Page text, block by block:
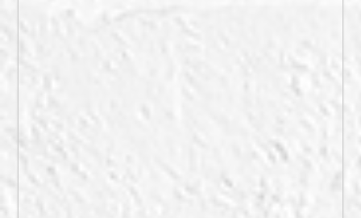
現場，有雜物及鐵皮阻擋，
地號土地位於五股區工商路
99巷24號住宅大樓左後方，
同為高樓間的小巷，前開兩
筆土地均無法自現場及空拍